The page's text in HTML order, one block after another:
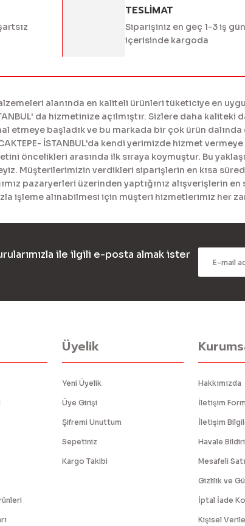
TESLİMAT
Siparişiniz en geç 1-3 iş
içerisinde kargoda
alanında en kaliteli ürünleri tüketiciye en
da hizmetinize açılmıştır. Sizlere daha
etmeye başladık ve bu markada bir çok ürün
İSTANBUL'da kendi yerimizde hizmet
öncelikleri arasında ilk sıraya koymuştur. Bu
Müşterilerimizin verdikleri siparişlerin en kısa
pazaryerleri üzerinden yaptığınız alışverişlerin
işleme alınabilmesi için müşteri hizmetlerimiz her
ile ilgili e-posta almak ister
Üyelik
Yeni Üyelik
Üye Girişi
Şifremi Unuttum
Sepetiniz
Kargo Takibi
Hakkımızda
İletişim
İletişim
Havale
Mesafeli
Gizlilik ve
İptal İade
Kişisel